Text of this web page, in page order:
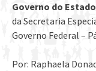
Governo do
da Secretaria
Governo Federal –
Por: Raphaela